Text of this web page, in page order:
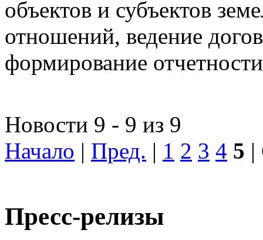
объектов и субъектов
отношений, ведение
формирование
Новости 9 - 9 из 9
Начало | Пред. | 1 2 3 4 5 |
Пресс-релизы